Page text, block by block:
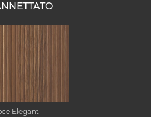
Elegant